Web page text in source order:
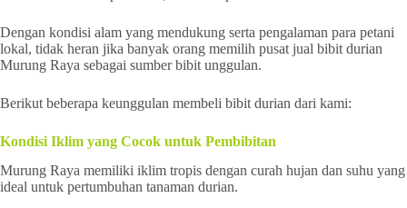
Dengan kondisi alam yang mendukung serta pengalaman para petani
lokal, tidak heran jika banyak orang memilih pusat jual bibit durian
Murung Raya sebagai sumber bibit unggulan.
Berikut beberapa keunggulan membeli bibit durian dari kami:
Kondisi Iklim yang Cocok untuk Pembibitan
Murung Raya memiliki iklim tropis dengan curah hujan dan suhu yang
ideal untuk pertumbuhan tanaman durian.